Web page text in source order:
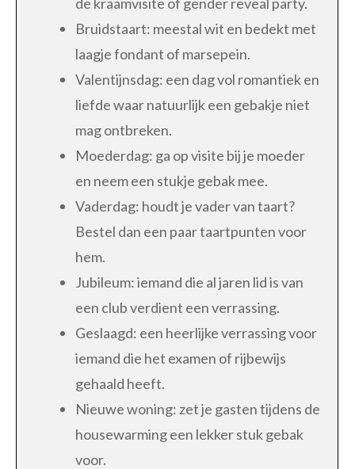
Bruidstaart: meestal wit en bedekt met
laagje fondant of marsepein.
Valentijnsdag: een dag vol romantiek en
liefde waar natuurlijk een gebakje niet
mag ontbreken.
Moederdag: ga op visite bij je moeder
en neem een stukje gebak mee.
Vaderdag: houdt je vader van taart?
Bestel dan een paar taartpunten voor
hem.
Jubileum: iemand die al jaren lid is van
een club verdient een verrassing.
Geslaagd: een heerlijke verrassing voor
iemand die het examen of rijbewijs
gehaald heeft.
Nieuwe woning: zet je gasten tijdens de
housewarming een lekker stuk gebak
voor.